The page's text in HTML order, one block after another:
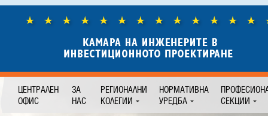
ЦЕНТРАЛЕН
ОФИС
ЗА
НАС
РЕГИОНАЛНИ
КОЛЕГИИ
НОРМАТИВНА
УРЕДБА
СЕКЦИИ